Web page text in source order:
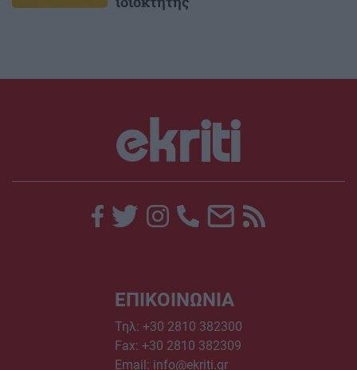
ΕΠΙΚΟΙΝΩΝΙΑ
Τηλ: +30 2810 382300
Fax: +30 2810 382309
Email: info@ekriti.gr